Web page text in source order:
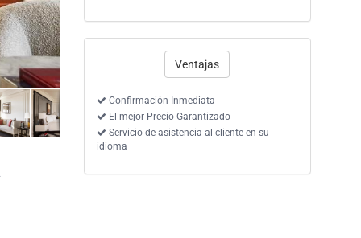
Ventajas
Confirmación Inmediata
El mejor Precio Garantizado
Servicio de asistencia al cliente en su
idioma